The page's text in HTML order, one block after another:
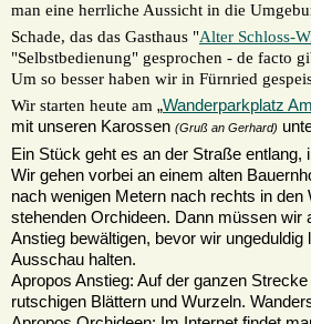
man eine herrliche Aussicht in die
Schade, das das Gasthaus "Alter Schloss-
"Selbstbedienung" gesprochen - de facto
Um so besser haben wir in Fürnried
Wir starten heute am „Wanderparkplatz
mit unseren Karossen (Gruß an Gerhard)
Ein Stück geht es an der Straße
Wir gehen vorbei an einem alten
nach wenigen Metern nach rechts in
stehenden Orchideen. Dann müssen wir
Anstieg bewältigen, bevor wir
Ausschau halten.
Apropos Anstieg: Auf der ganzen
rutschigen Blättern und Wurzeln.